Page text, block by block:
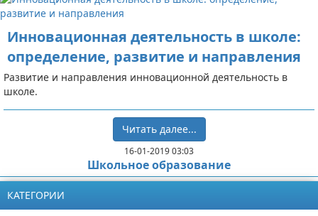
Инновационная деятельность в школе:
определение, развитие и направления
Развитие и направления инновационной деятельность в
школе.
Читать далее...
16-01-2019 03:03
Школьное образование
КАТЕГОРИИ